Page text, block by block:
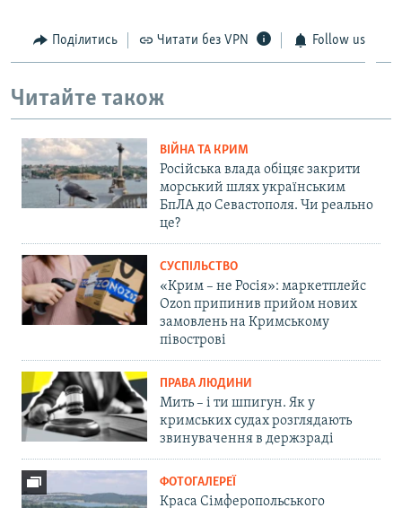
Поділитись Читати без VPN Follow us
Читайте також
ВІЙНА ТА КРИМ
Російська влада обіцяє закрити
морський шлях українським
БпЛА до Севастополя. Чи реально
це?
СУСПІЛЬСТВО
«Крим – не Росія»: маркетплейс
Ozon припинив прийом нових
замовлень на Кримському
півострові
ПРАВА ЛЮДИНИ
Мить – і ти шпигун. Як у
кримських судах розглядають
звинувачення в держзраді
ФОТОГАЛЕРЕЇ
Краса Сімферопольського